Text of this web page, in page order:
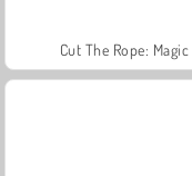
Cut The Rope: Magic